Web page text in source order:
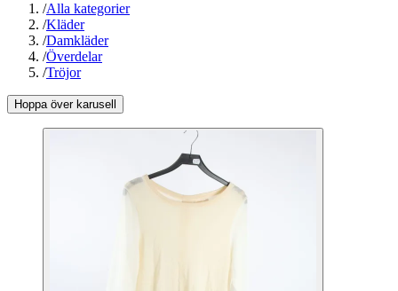
/Alla kategorier
/Kläder
/Damkläder
/Överdelar
/Tröjor
Hoppa över karusell